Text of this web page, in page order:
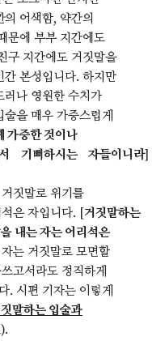
어색함, 약간의
문에 부부 지간에도
구 지간에도 거짓말을
본성입니다. 하지만
러나 영원한 수치가
을 매우 가증스럽게
가증한 것이나
기뻐하시는 자들이니라]
짓말로 위기를
은 자입니다. [거짓말하는
내는 자는 어리석은
는 거짓말로 모면할
고서라도 정직하게
. 시편 기자는 이렇게
말하는 입술과